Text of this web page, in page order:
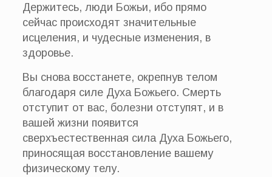
Держитесь, люди Божьи, ибо прямо
сейчас происходят значительные
исцеления, и чудесные изменения, в
здоровье.
Вы снова восстанете, окрепнув телом
благодаря силе Духа Божьего. Смерть
отступит от вас, болезни отступят, и в
вашей жизни появится
сверхъестественная сила Духа Божьего,
приносящая восстановление вашему
физическому телу.